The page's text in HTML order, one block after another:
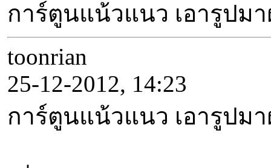
การ์ตูนแน้วแนว เอารูปม
toonrian
25-12-2012, 14:23
การ์ตูนแน้วแนว เอารูปม